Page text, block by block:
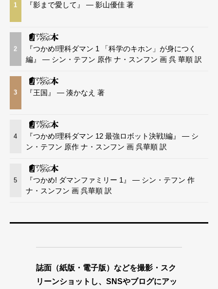
1 『影まで愛して』 — 影山優佳 著
2
『つかめ!理科ダマン 1 「科学のキホン」が身につく
編』 — シン・テフン 原作 ナ・スンフン 画 呉 華順 訳
3 『王国』 — 湊かなえ 著
4
『つかめ!理科ダマン 12 最強ロボット決戦!編』 — シ
ン・テフン 原作 ナ・スンフン 画 呉華順 訳
5
『つかめ! ダマンファミリー 1』 — シン・テフン 作
ナ・スンフン 画 呉華順 訳
誌面（紙版・電子版）などを撮影・スク
リーンショットし、SNSやブログにアッ